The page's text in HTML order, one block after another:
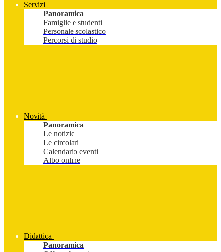
Servizi
Panoramica
Famiglie e studenti
Personale scolastico
Percorsi di studio
Novità
Panoramica
Le notizie
Le circolari
Calendario eventi
Albo online
Didattica
Panoramica